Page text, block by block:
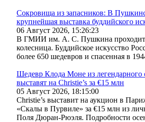
Сокровища из запасников: В
крупнейшая выставка буддийского
06 Август 2026, 15:26:23
В ГМИИ им. А. С. Пушкина проходит
колесница. Буддийское искусство
более 650 шедевров и спасенная в
Шедевр Клода Моне из
выставят на Christie’s за €15 млн
05 Август 2026, 18:15:00
Christie’s выставит на аукцион в
«Скалы в Пурвиле» за €15 млн из
Поля Дюран-Рюэля. Подробности